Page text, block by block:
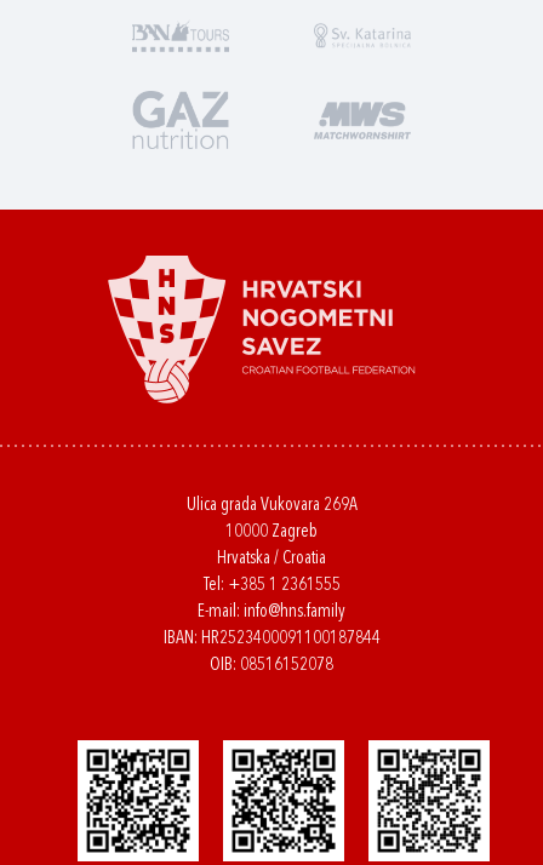
Ulica grada Vukovara 269A
10000 Zagreb
Hrvatska / Croatia
Tel: +385 1 2361555
E-mail: info@hns.family
IBAN: HR2523400091100187844
OIB: 08516152078